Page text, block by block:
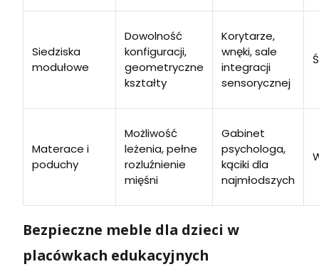
Siedziska
modułowe
Dowolność
konfiguracji,
geometryczne
kształty
Korytarze,
wnęki, sale
integracji
sensorycznej
Materace i
poduchy
Możliwość
leżenia, pełne
rozluźnienie
mięśni
Gabinet
psychologa,
kąciki dla
najmłodszych
Bezpieczne meble dla dzieci w
placówkach edukacyjnych